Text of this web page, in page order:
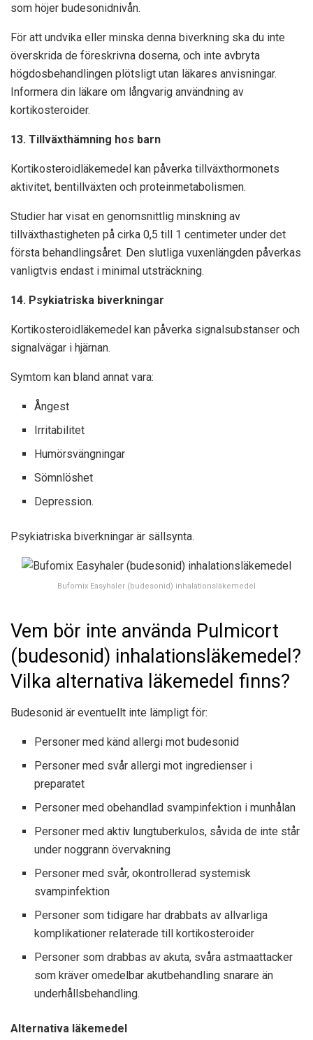
som höjer budesonidnivån.
För att undvika eller minska denna biverkning ska du inte
överskrida de föreskrivna doserna, och inte avbryta
högdosbehandlingen plötsligt utan läkares anvisningar.
Informera din läkare om långvarig användning av
kortikosteroider.
13. Tillväxthämning hos barn
Kortikosteroidläkemedel kan påverka tillväxthormonets
aktivitet, bentillväxten och proteinmetabolismen.
Studier har visat en genomsnittlig minskning av
tillväxthastigheten på cirka 0,5 till 1 centimeter under det
första behandlingsåret. Den slutliga vuxenlängden påverkas
vanligtvis endast i minimal utsträckning.
14. Psykiatriska biverkningar
Kortikosteroidläkemedel kan påverka signalsubstanser och
signalvägar i hjärnan.
Symtom kan bland annat vara:
Ångest
Irritabilitet
Humörsvängningar
Sömnlöshet
Depression.
Psykiatriska biverkningar är sällsynta.
Bufomix Easyhaler (budesonid) inhalationsläkemedel
Vem bör inte använda Pulmicort
(budesonid) inhalationsläkemedel?
Vilka alternativa läkemedel finns?
Budesonid är eventuellt inte lämpligt för:
Personer med känd allergi mot budesonid
Personer med svår allergi mot ingredienser i
preparatet
Personer med obehandlad svampinfektion i munhålan
Personer med aktiv lungtuberkulos, såvida de inte står
under noggrann övervakning
Personer med svår, okontrollerad systemisk
svampinfektion
Personer som tidigare har drabbats av allvarliga
komplikationer relaterade till kortikosteroider
Personer som drabbas av akuta, svåra astmaattacker
som kräver omedelbar akutbehandling snarare än
underhållsbehandling.
Alternativa läkemedel